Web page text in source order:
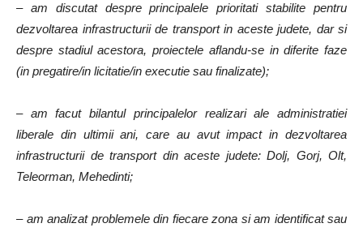
– am discutat despre principalele prioritati stabilite pentru
dezvoltarea infrastructurii de transport in aceste judete, dar si
despre stadiul acestora, proiectele aflandu-se in diferite faze
(in pregatire/in licitatie/in executie sau finalizate);
– am facut bilantul principalelor realizari ale administratiei
liberale din ultimii ani, care au avut impact in dezvoltarea
infrastructurii de transport din aceste judete: Dolj, Gorj, Olt,
Teleorman, Mehedinti;
– am analizat problemele din fiecare zona si am identificat sau